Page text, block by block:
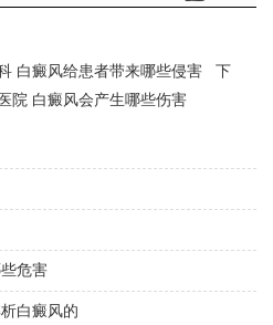
白癜风给患者带来哪些侵害 下
院 白癜风会产生哪些伤害
危害
白癜风的